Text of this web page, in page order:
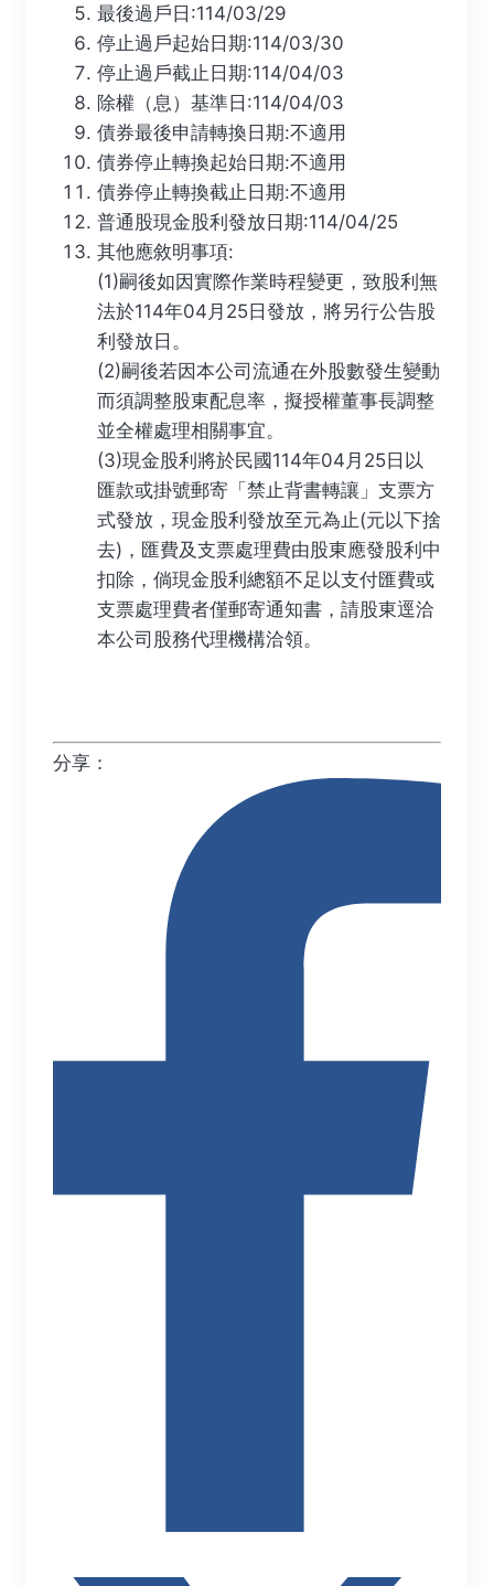
最後過戶日:114/03/29
停止過戶起始日期:114/03/30
停止過戶截止日期:114/04/03
除權（息）基準日:114/04/03
債券最後申請轉換日期:不適用
債券停止轉換起始日期:不適用
債券停止轉換截止日期:不適用
普通股現金股利發放日期:114/04/25
其他應敘明事項:
(1)嗣後如因實際作業時程變更，致股利無
法於114年04月25日發放，將另行公告股
利發放日。
(2)嗣後若因本公司流通在外股數發生變動
而須調整股東配息率，擬授權董事長調整
並全權處理相關事宜。
(3)現金股利將於民國114年04月25日以
匯款或掛號郵寄「禁止背書轉讓」支票方
式發放，現金股利發放至元為止(元以下捨
去)，匯費及支票處理費由股東應發股利中
扣除，倘現金股利總額不足以支付匯費或
支票處理費者僅郵寄通知書，請股東逕洽
本公司股務代理機構洽領。
分享：